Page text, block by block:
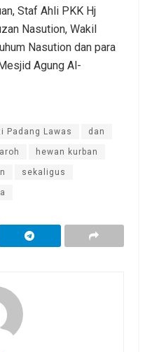
Staf Ahli PKK Hj
Nasution, Wakil
Nasution dan para
Agung Al-
Padang Lawas dan
hewan kurban
sekaligus